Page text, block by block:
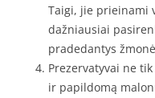
Taigi, jie prieinami
dažniausiai
pradedantys
Prezervatyvai ne
ir papildomą